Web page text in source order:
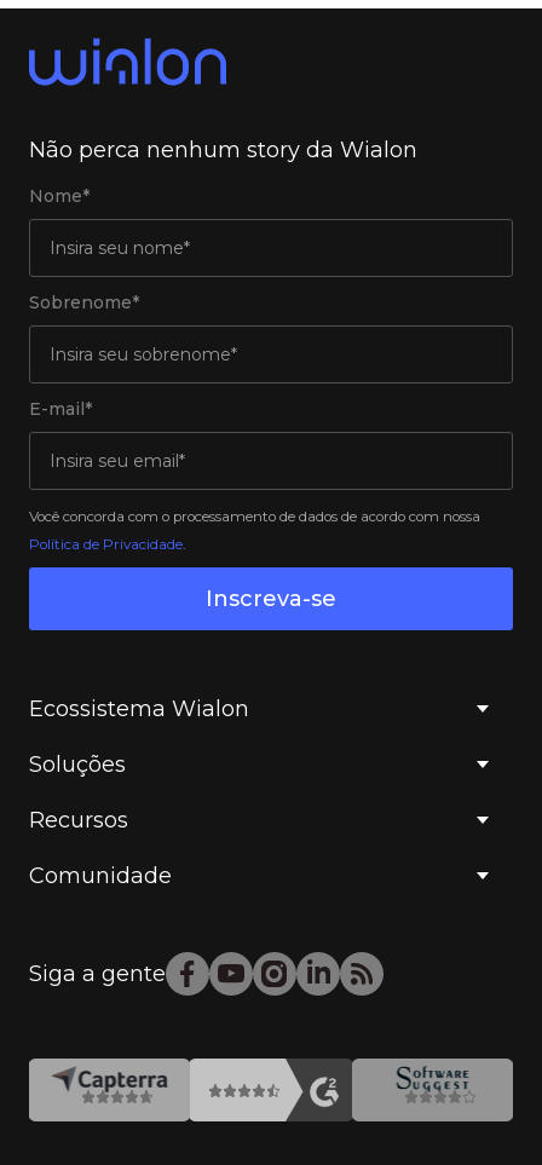
Não perca nenhum story da Wialon
Nome*
Sobrenome*
E-mail*
Você concorda com o processamento de dados de acordo com nossa
Política de Privacidade.
Inscreva-se
Ecossistema Wialon
Soluções
Recursos
Comunidade
Siga a gente